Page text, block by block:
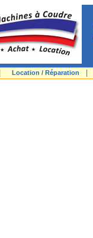
Location / Réparation